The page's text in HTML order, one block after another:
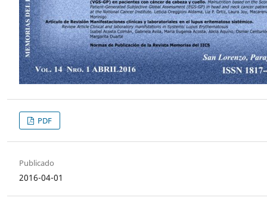
PDF
Publicado
2016-04-01